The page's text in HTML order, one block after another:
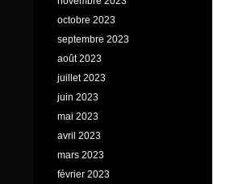
octobre 2023
septembre 2023
août 2023
juillet 2023
juin 2023
mai 2023
avril 2023
mars 2023
février 2023